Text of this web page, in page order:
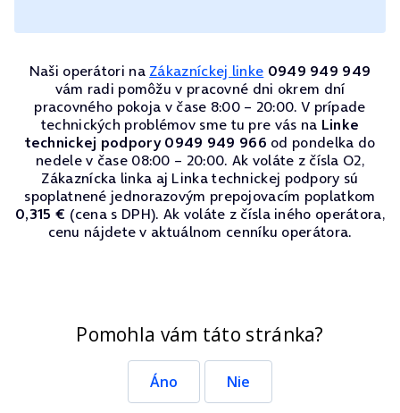
Naši operátori na Zákazníckej linke 0949 949 949
vám radi pomôžu v pracovné dni okrem dní
pracovného pokoja v čase 8:00 – 20:00. V prípade
technických problémov sme tu pre vás na Linke
technickej podpory 0949 949 966 od pondelka do
nedele v čase 08:00 – 20:00. Ak voláte z čísla O2,
Zákaznícka linka aj Linka technickej podpory sú
spoplatnené jednorazovým prepojovacím poplatkom
0,315 € (cena s DPH). Ak voláte z čísla iného operátora,
cenu nájdete v aktuálnom cenníku operátora.
Pomohla vám táto stránka?
Áno Nie